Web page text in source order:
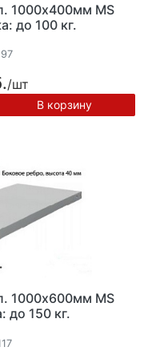
1000х400мм MS
до 100 кг.
/шт
В корзину
1000х600мм MS
до 150 кг.